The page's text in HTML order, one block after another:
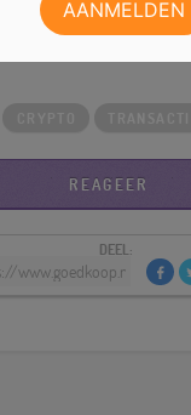
voor een
REAGEER
DEEL: